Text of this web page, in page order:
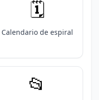
🗓️
Calendario de espiral
📂